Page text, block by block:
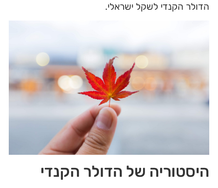
הדולר הקנדי לשקל ישראלי.
היסטוריה של הדולר הקנדי